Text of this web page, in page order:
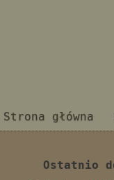
Strona główna
Ostatnio